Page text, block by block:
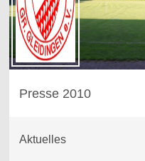
Presse 2010
Aktuelles